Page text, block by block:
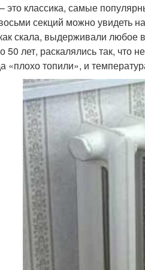
это классика, самые
секций можно увидеть
скала, выдерживали любое
50 лет, раскалялись так, что
«плохо топили», и